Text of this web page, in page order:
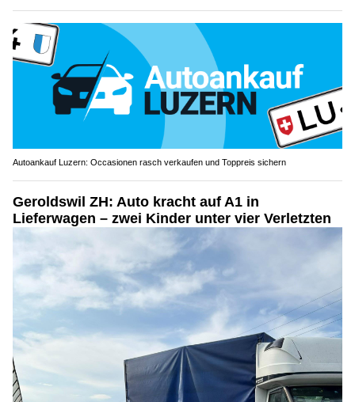
Autoankauf Luzern: Occasionen rasch verkaufen und Toppreis sichern
Geroldswil ZH: Auto kracht auf A1 in
Lieferwagen – zwei Kinder unter vier Verletzten